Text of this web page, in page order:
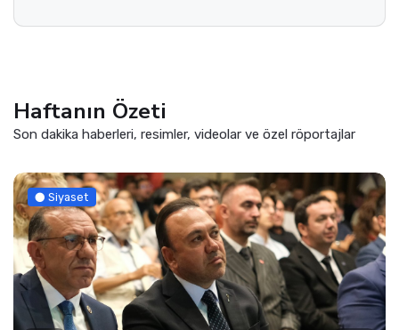
Haftanın Özeti
Son dakika haberleri, resimler, videolar ve özel röportajlar
Siyaset